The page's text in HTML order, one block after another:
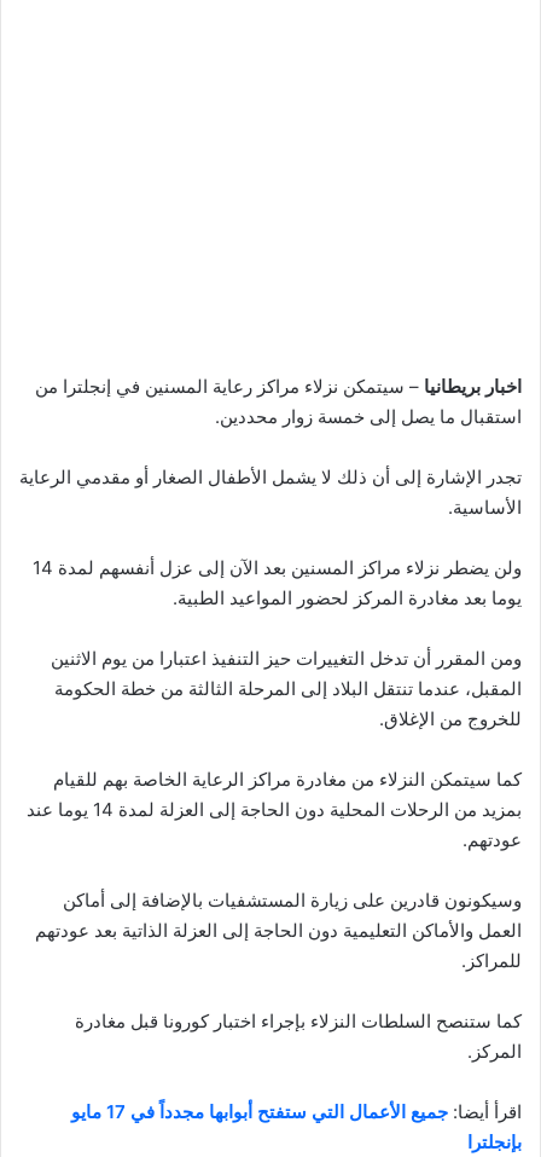
اخبار بريطانيا – سيتمكن نزلاء مراكز رعاية المسنين في إنجلترا من
استقبال ما يصل إلى خمسة زوار محددين.
تجدر الإشارة إلى أن ذلك لا يشمل الأطفال الصغار أو مقدمي الرعاية
الأساسية.
ولن يضطر نزلاء مراكز المسنين بعد الآن إلى عزل أنفسهم لمدة 14
يوما بعد مغادرة المركز لحضور المواعيد الطبية.
ومن المقرر أن تدخل التغييرات حيز التنفيذ اعتبارا من يوم الاثنين
المقبل، عندما تنتقل البلاد إلى المرحلة الثالثة من خطة الحكومة
للخروج من الإغلاق.
كما سيتمكن النزلاء من مغادرة مراكز الرعاية الخاصة بهم للقيام
بمزيد من الرحلات المحلية دون الحاجة إلى العزلة لمدة 14 يوما عند
عودتهم.
وسيكونون قادرين على زيارة المستشفيات بالإضافة إلى أماكن
العمل والأماكن التعليمية دون الحاجة إلى العزلة الذاتية بعد عودتهم
للمراكز.
كما ستنصح السلطات النزلاء بإجراء اختبار كورونا قبل مغادرة
المركز.
اقرأ أيضا:
جميع الأعمال التي ستفتح أبوابها مجدداً في 17 مايو
بإنجلترا